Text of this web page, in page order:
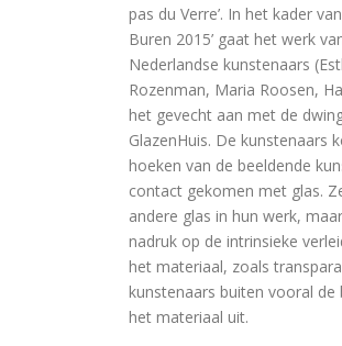
pas du Verre’. In het kader
Buren 2015’ gaat het werk
Nederlandse kunstenaars
Rozenman, Maria Roosen,
het gevecht aan met de
GlazenHuis. De kunstenaars
hoeken van de beeldende
contact gekomen met glas.
andere glas in hun werk,
nadruk op de intrinsieke
het materiaal, zoals
kunstenaars buiten vooral de
het materiaal uit.